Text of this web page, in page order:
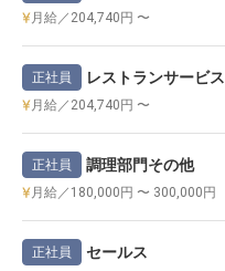
月給／204,740円 〜
正社員 レストランサービス
月給／204,740円 〜
正社員 調理部門その他
月給／180,000円 〜 300,000円
正社員 セールス